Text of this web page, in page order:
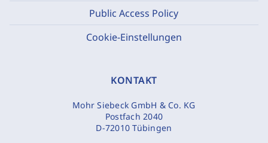
Public Access Policy
Cookie-Einstellungen
KONTAKT
Mohr Siebeck GmbH & Co. KG
Postfach 2040
D-72010 Tübingen